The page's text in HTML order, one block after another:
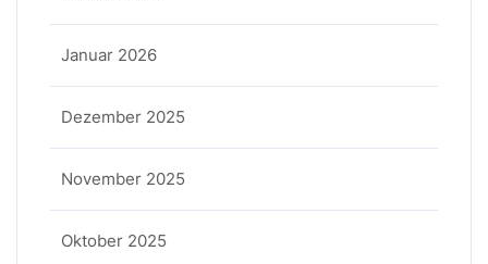
Januar 2026
Dezember 2025
November 2025
Oktober 2025